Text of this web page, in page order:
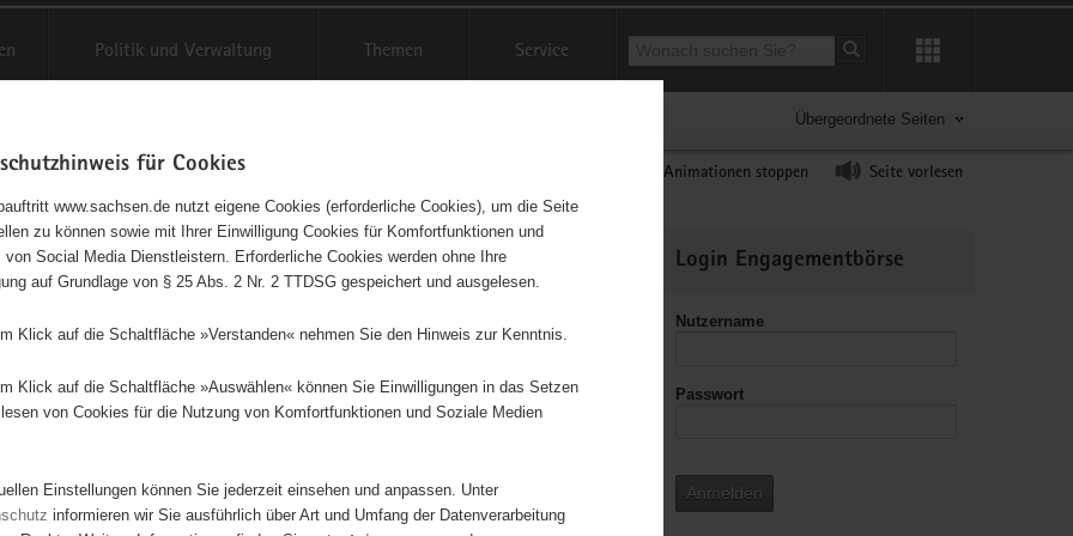
Politik und Verwaltung Themen Service Suchbegriff
Suche starten
Übergeordnete Seiten
Animationen stoppen Seite vorlesen
auf Karte anzeigen
Initiativen Projekte Nach Alphabet Nach Postleitzahl
564 Suchergebnisse
Informationen
Login Engagementbörse
Nutzername
Passwort
Anmelden
für Cookies
www.sachsen.de nutzt eigene Cookies (erforderliche Cookies), um die Seite
zu können sowie mit Ihrer Einwilligung Cookies für Komfortfunktionen und
von Social Media Dienstleistern. Erforderliche Cookies werden ohne Ihre
auf Grundlage von § 25 Abs. 2 Nr. 2 TTDSG gespeichert und ausgelesen.
Klick auf die Schaltfläche »Verstanden« nehmen Sie den Hinweis zur Kenntnis.
Klick auf die Schaltfläche »Auswählen« können Sie Einwilligungen in das Setzen
von Cookies für die Nutzung von Komfortfunktionen und Soziale Medien
Einstellungen können Sie jederzeit einsehen und anpassen. Unter
informieren wir Sie ausführlich über Art und Umfang der Datenverarbeitung